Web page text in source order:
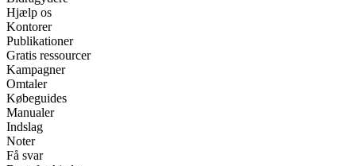
Hjælp os
Kontorer
Publikationer
Gratis ressourcer
Kampagner
Omtaler
Købeguides
Manualer
Indslag
Noter
Få svar